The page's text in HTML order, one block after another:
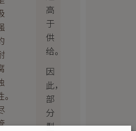
高
于
供
给。
因
此，
部
分
型